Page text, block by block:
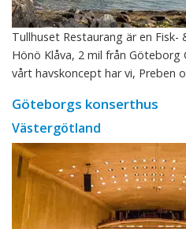
Tullhuset Restaurang är en Fisk-
Hönö Klåva, 2 mil från Göteborg
vårt havskoncept har vi, Preben
Göteborgs konserthus
Västergötland